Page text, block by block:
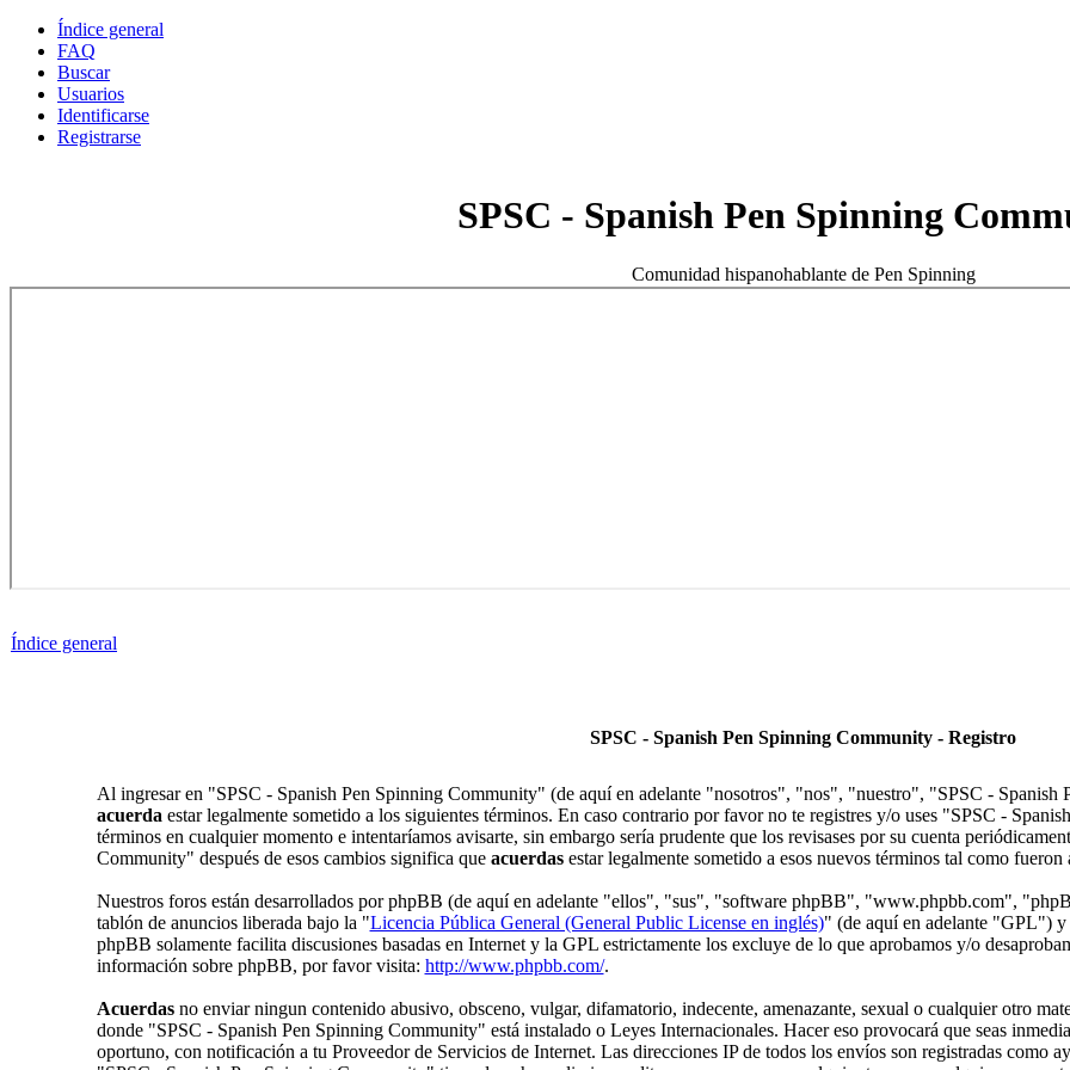
Índice general
FAQ
Buscar
Usuarios
Identificarse
Registrarse
SPSC - Spanish Pen Spinning
Comunidad hispanohablante de Pen Spinning
Índice general
SPSC - Spanish Pen Spinning Community - Registro
Al ingresar en "SPSC - Spanish Pen Spinning Community" (de aquí en adelante "nosotros", "nos", "nuestro", "SPSC -
acuerda estar legalmente sometido a los siguientes términos. En caso contrario por favor no te registres y/o uses "SPSC -
términos en cualquier momento e intentaríamos avisarte, sin embargo sería prudente que los revisases por su cuenta
Community" después de esos cambios significa que acuerdasestar legalmente sometido a esos nuevos términos tal como
Nuestros foros están desarrollados por phpBB (de aquí en adelante "ellos", "sus", "software phpBB", "www.phpbb.com",
tablón de anuncios liberada bajo la "Licencia Pública General (General Public License en inglés)" (de aquí en adelante "GPL") y
phpBB solamente facilita discusiones basadas en Internet y la GPL estrictamente los excluye de lo que aprobamos y/o
información sobre phpBB, por favor visita: http://www.phpbb.com/.
Acuerdasno enviar ningun contenido abusivo, obsceno, vulgar, difamatorio, indecente, amenazante, sexual o cualquier otro
donde "SPSC - Spanish Pen Spinning Community" está instalado o Leyes Internacionales. Hacer eso provocará que seas
oportuno, con notificación a tu Proveedor de Servicios de Internet. Las direcciones IP de todos los envíos son registradas como